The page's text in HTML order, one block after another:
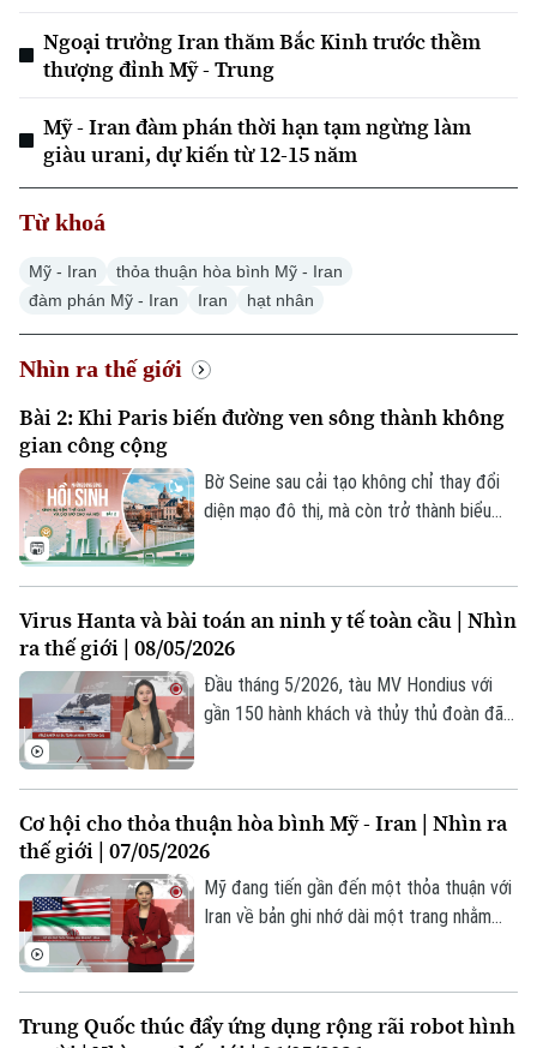
Ngoại trưởng Iran thăm Bắc Kinh trước thềm
thượng đỉnh Mỹ - Trung
Mỹ - Iran đàm phán thời hạn tạm ngừng làm
giàu urani, dự kiến từ 12-15 năm
Từ khoá
Mỹ - Iran
thỏa thuận hòa bình Mỹ - Iran
đàm phán Mỹ - Iran
Iran hạt nhân
Nhìn ra thế giới
Bài 2: Khi Paris biến đường ven sông thành không
gian công cộng
Bờ Seine sau cải tạo không chỉ thay đổi
diện mạo đô thị, mà còn trở thành biểu
sông trở lại gần hơn với đời sống người
dân.
Virus Hanta và bài toán an ninh y tế toàn cầu | Nhìn
ra thế giới | 08/05/2026
Đầu tháng 5/2026, tàu MV Hondius với
gần 150 hành khách và thủy thủ đoàn đã
gợi lại ký ức về đại dịch COVID-19 mà còn
bộc lộ sự mong manh của hệ thống kiểm
soát y tế xuyên biên giới trong thời đại
toàn cầu hóa.
Cơ hội cho thỏa thuận hòa bình Mỹ - Iran | Nhìn ra
thế giới | 07/05/2026
Mỹ đang tiến gần đến một thỏa thuận với
Iran về bản ghi nhớ dài một trang nhằm
giới chức hàng đầu của Mỹ tuyên bố rằng
Trung Quốc thúc đẩy ứng dụng rộng rãi robot hình